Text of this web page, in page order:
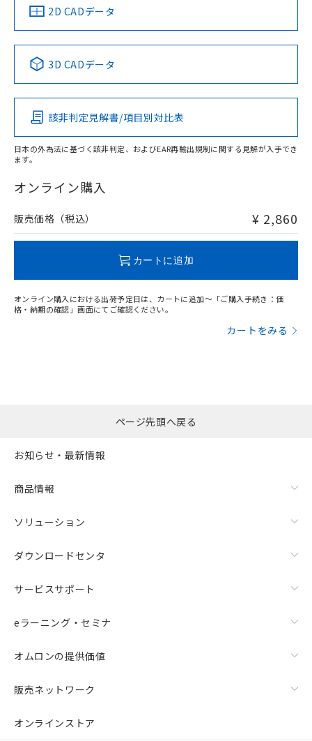
中国 RoHS 注意事項・凡例
Pb Hg Cd Cr(VI)
O
在庫等で未対応品が混在する可能性があります。
問い合わせください。
2D CADデータ
3D CADデータ
該非判定見解書/項目別対比表
日本の外為法に基づく該非判定、およびEAR再輸出規制に関する見解が入手でき
ます。
オンライン購入
販売価格（税込） ¥ 2,860
カートに追加
オンライン購入における出荷予定日は、カートに追加～「ご購入手続き：価
格・納期の確認」画面にてご確認ください。
カートをみる
ページ先頭へ戻る
お知らせ・最新情報
商品情報
ソリューション
ダウンロードセンタ
サービスサポート
eラーニング・セミナ
オムロンの提供価値
販売ネットワーク
オンラインストア